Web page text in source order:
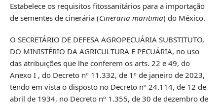
Estabelece os requisitos fitossanitários para a importação
de sementes de cinerária (Cineraria maritima) do México.
O SECRETÁRIO DE DEFESA AGROPECUÁRIA SUBSTITUTO,
DO MINISTÉRIO DA AGRICULTURA E PECUÁRIA, no uso
das atribuições que lhe conferem os arts. 22 e 49, do
Anexo I , do Decreto nº 11.332, de 1º de janeiro de 2023,
tendo em vista o disposto no Decreto nº 24.114, de 12 de
abril de 1934, no Decreto nº 1.355, de 30 de dezembro de